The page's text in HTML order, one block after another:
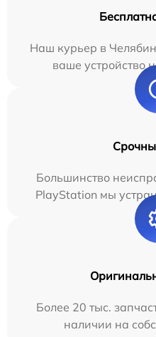
Наш курьер в
ваше устройство
Большинство
PlayStation мы
Более 20 тыс.
наличии на